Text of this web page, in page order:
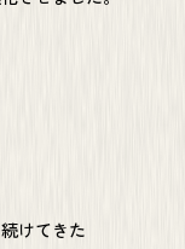
けてきた